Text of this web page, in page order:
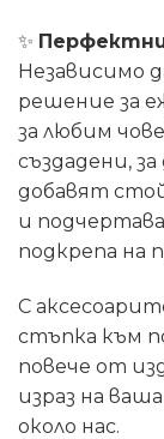
✨
Независимо
решение за
за любим
създадени,
добавят
и
подкрепа на
С
стъпка към
повече от
израз на
около нас.